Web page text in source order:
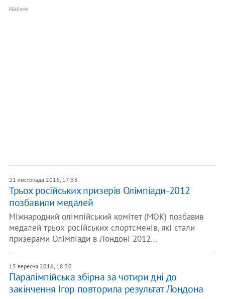
РЕКЛАМА
21 листопада 2016, 17:53
Трьох російських призерів Олімпіади-2012
позбавили медалей
Міжнародний олімпійський комітет (МОК) позбавив
медалей трьох російських спортсменів, які стали
призерами Олімпіади в Лондоні 2012…
15 вересня 2016, 18:20
Паралімпійська збірна за чотири дні до
закінчення Ігор повторила результат Лондона